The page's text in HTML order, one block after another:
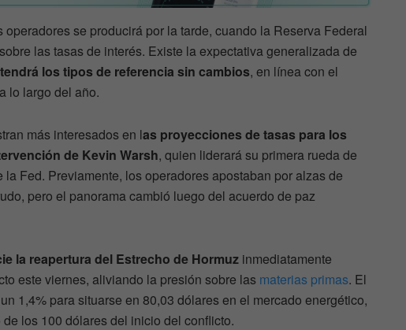
se producirá por la tarde, cuando la Reserva Federal
las tasas de interés. Existe la expectativa generalizada de
los tipos de referencia sin cambios, en línea con el
lo largo del año.
más interesados en las proyecciones de tasas para los
de Kevin Warsh, quien liderará su primera rueda de
la Fed. Previamente, los operadores apostaban por alzas de
pero el panorama cambió luego del acuerdo de paz
la reapertura del Estrecho de Hormuz inmediatamente
este viernes, aliviando la presión sobre las materias primas. El
1,4% para situarse en 80,03 dólares en el mercado energético,
los 100 dólares del inicio del conflicto.